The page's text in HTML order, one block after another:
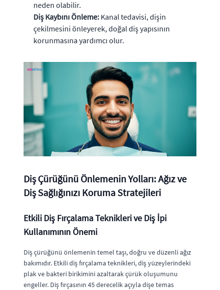
neden olabilir.
Diş Kaybını Önleme: Kanal tedavisi, dişin
çekilmesini önleyerek, doğal diş yapısının
korunmasına yardımcı olur.
Diş Çürüğünü Önlemenin Yolları: Ağız ve
Diş Sağlığınızı Koruma Stratejileri
Etkili Diş Fırçalama Teknikleri ve Diş İpi
Kullanımının Önemi
Diş çürüğünü önlemenin temel taşı, doğru ve düzenli ağız
bakımıdır. Etkili diş fırçalama teknikleri, diş yüzeylerindeki
plak ve bakteri birikimini azaltarak çürük oluşumunu
engeller. Diş fırçasının 45 derecelik açıyla dişe temas